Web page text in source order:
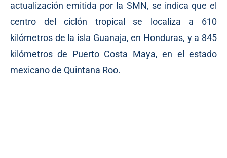
actualización emitida por la SMN, se indica que el
centro del ciclón tropical se localiza a 610
kilómetros de la isla Guanaja, en Honduras, y a 845
kilómetros de Puerto Costa Maya, en el estado
mexicano de Quintana Roo.